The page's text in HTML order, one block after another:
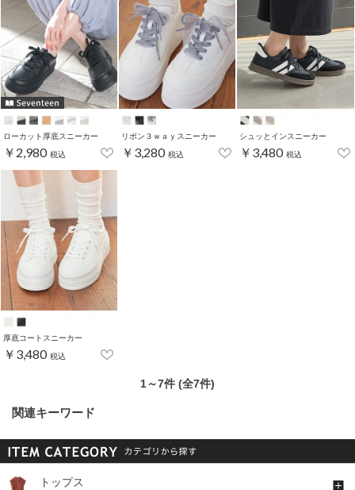
ローカット厚底スニーカー
￥2,980 税込
リボン３ｗａｙスニーカー
￥3,280 税込
シュッとインスニーカー
￥3,480 税込
厚底コートスニーカー
￥3,480 税込
1～7件 (全7件)
関連キーワード
トップス